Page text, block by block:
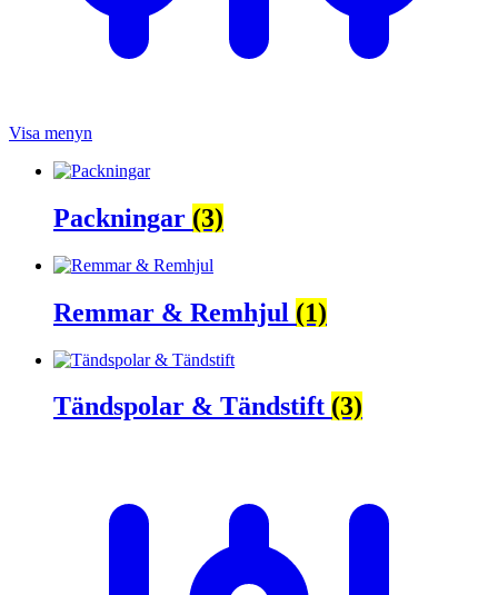
Visa menyn
Packningar (3)
Remmar & Remhjul (1)
Tändspolar & Tändstift (3)